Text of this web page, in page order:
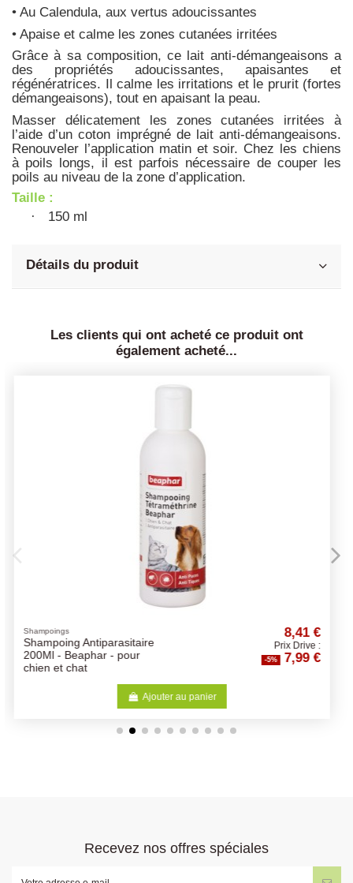
• Au Calendula, aux vertus adoucissantes
• Apaise et calme les zones cutanées irritées
Grâce à sa composition, ce lait anti-démangeaisons a
des propriétés adoucissantes, apaisantes et
régénératrices. Il calme les irritations et le prurit (fortes
démangeaisons), tout en apaisant la peau.
Masser délicatement les zones cutanées irritées à
l’aide d’un coton imprégné de lait anti-démangeaisons.
Renouveler l’application matin et soir. Chez les chiens
à poils longs, il est parfois nécessaire de couper les
poils au niveau de la zone d’application.
Taille :
· 150 ml
Détails du produit
Les clients qui ont acheté ce produit ont
également acheté...
8,41 €
Prix Drive :
-5% 7,99 €
Doigtiers de Soin Pour les
Oreilles 50pcs
Recevez nos offres spéciales